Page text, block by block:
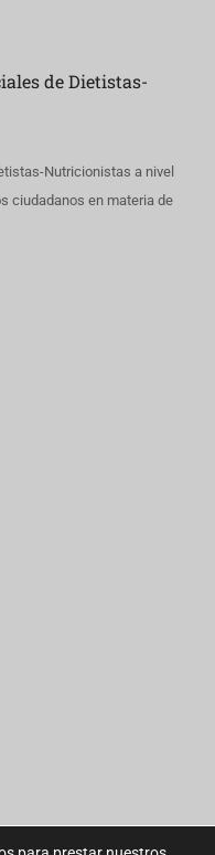
de Dietistas-
Nutricionistas a nivel
ciudadanos en materia de